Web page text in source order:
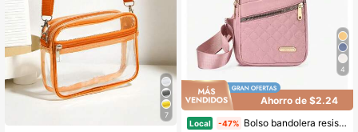
7
4
Ahorro de $2.24
Local -47% Bolso bandolera resistente al agua para hombre y mujer, mochila ligera tipo bandolera, riñonera con correa ajustable para viajes, senderismo, ciclismo y uso diario. Varios colores disponibles.